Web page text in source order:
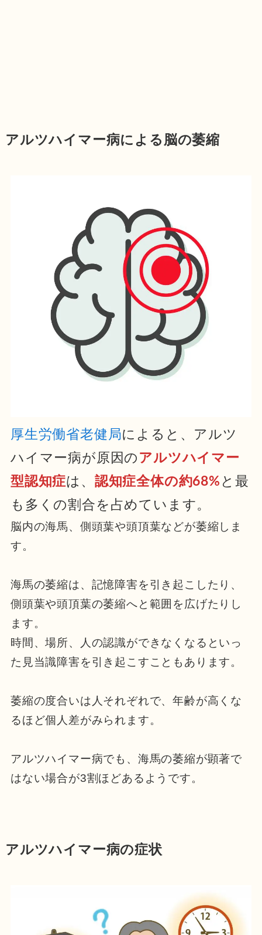
アルツハイマー病による脳の萎縮
厚生労働省老健局によると、アルツ
ハイマー病が原因の アルツハイマー
型認知症は、 認知症全体の約68% と最
も多くの割合を占めています。
脳内の海馬、側頭葉や頭頂葉などが萎縮しま
す。
海馬の萎縮は、記憶障害を引き起こしたり、
側頭葉や頭頂葉の萎縮へと範囲を広げたりし
ます。
時間、場所、人の認識ができなくなるといっ
た見当識障害を引き起こすこともあります。
萎縮の度合いは人それぞれで、年齢が高くな
るほど個人差がみられます。
アルツハイマー病でも、海馬の萎縮が顕著で
はない場合が3割ほどあるようです。
アルツハイマー病の症状